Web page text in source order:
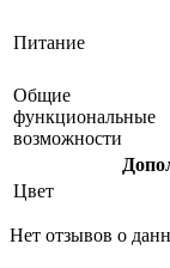
Питание
Общие
функциональные
возможности
Цвет
Нет отзывов о